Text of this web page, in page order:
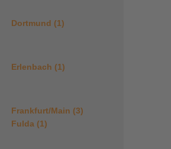
Dortmund (1)
Erlenbach (1)
Frankfurt/Main (3)
Fulda (1)